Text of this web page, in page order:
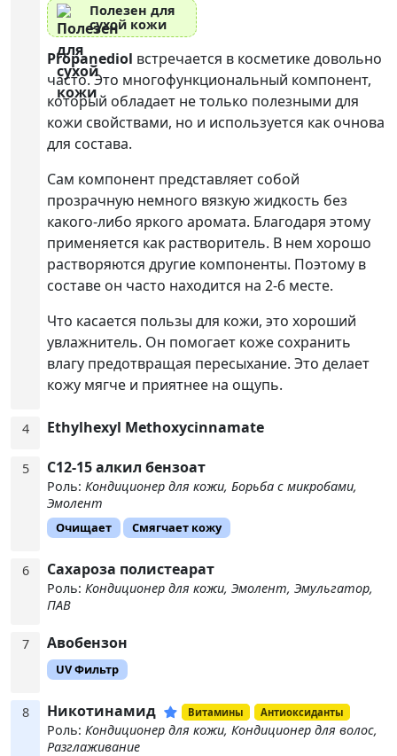
Полезен для
сухой кожи
Propanediol встречается в косметике довольно
часто. Это многофункциональный компонент,
который обладает не только полезными для
кожи свойствами, но и используется как очнова
для состава.
Сам компонент представляет собой
прозрачную немного вязкую жидкость без
какого-либо яркого аромата. Благодаря этому
применяется как растворитель. В нем хорошо
растворяются другие компоненты. Поэтому в
составе он часто находится на 2-6 месте.
Что касается пользы для кожи, это хороший
увлажнитель. Он помогает коже сохранить
влагу предотвращая пересыхание. Это делает
кожу мягче и приятнее на ощупь.
4 Ethylhexyl Methoxycinnamate
5 C12-15 алкил бензоат
Роль: Кондиционер для кожи, Борьба с микробами,
Эмолент
Очищает Смягчает кожу
6 Сахароза полистеарат
Роль: Кондиционер для кожи, Эмолент, Эмульгатор,
ПАВ
7 Авобензон
UV Фильтр
8 Никотинамид Витамины Антиоксиданты
Роль: Кондиционер для кожи, Кондиционер для волос,
Разглаживание